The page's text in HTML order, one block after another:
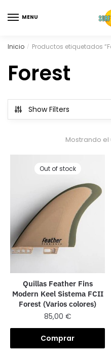
MENU
Inicio / Productos etiquetados
Forest
Show Filters
Mostrando
Out of stock
Quillas Feather Fins
Modern Keel Sistema FCII
Forest (Varios colores)
85,00 €
Comprar